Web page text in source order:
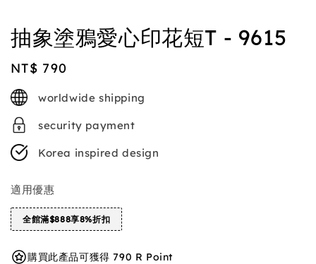
抽象塗鴉愛心印花短T - 9615
Regular
price
NT$ 790
worldwide shipping
security payment
Korea inspired design
適用優惠
全館滿$888享8%折扣
購買此產品可獲得 790 R Point